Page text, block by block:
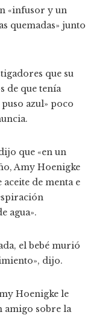
«infusor y un
quemadas» junto
que su
de que tenía
azul» poco
que «en un
Amy Hoenigke
de menta e
agua».
el bebé murió
dijo.
Hoenigke le
amigo sobre la